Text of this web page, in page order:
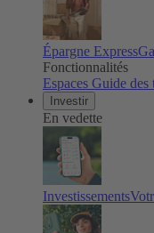
Épargne Express
Fonctionnalités
Espaces Guide des
Investir
En vedette
Investissements